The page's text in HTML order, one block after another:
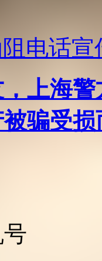
电话宣
上海
骗受